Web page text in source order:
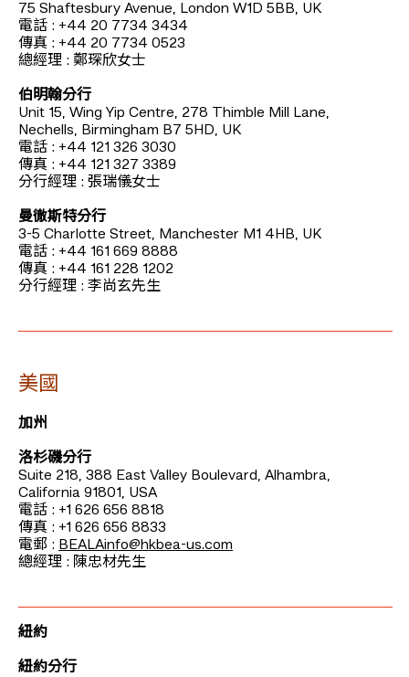
75 Shaftesbury Avenue, London W1D 5BB, UK
電話 : +44 20 7734 3434
傳真 : +44 20 7734 0523
總經理 : 鄭琛欣女士
伯明翰分行
Unit 15, Wing Yip Centre, 278 Thimble Mill Lane,
Nechells, Birmingham B7 5HD, UK
電話 : +44 121 326 3030
傳真 : +44 121 327 3389
分行經理 : 張瑞儀女士
曼徹斯特分行
3-5 Charlotte Street, Manchester M1 4HB, UK
電話 : +44 161 669 8888
傳真 : +44 161 228 1202
分行經理 : 李尚玄先生
美國
加州
洛杉磯分行
Suite 218, 388 East Valley Boulevard, Alhambra,
California 91801, USA
電話 : +1 626 656 8818
傳真 : +1 626 656 8833
電郵 : BEALAinfo@hkbea-us.com
總經理 : 陳忠材先生
紐約
紐約分行